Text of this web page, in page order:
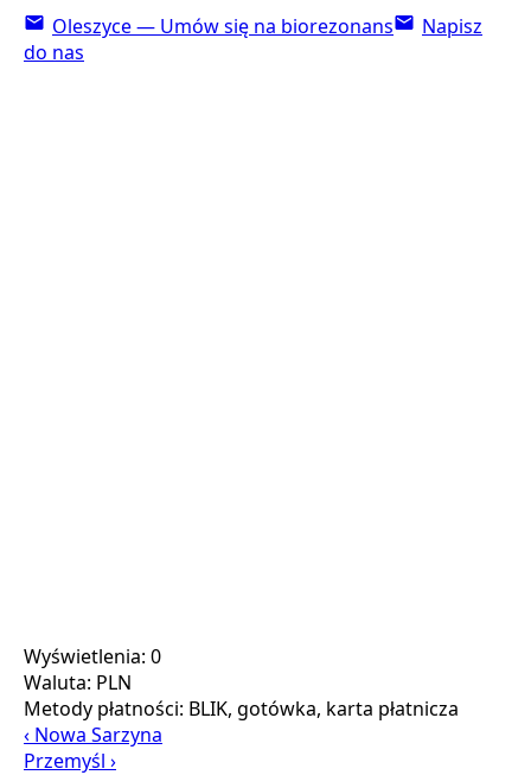
Oleszyce — Umów się na biorezonans
Napisz
do nas
Wyświetlenia: 0
Waluta: PLN
Metody płatności: BLIK, gotówka, karta płatnicza
‹ Nowa Sarzyna
Przemyśl ›